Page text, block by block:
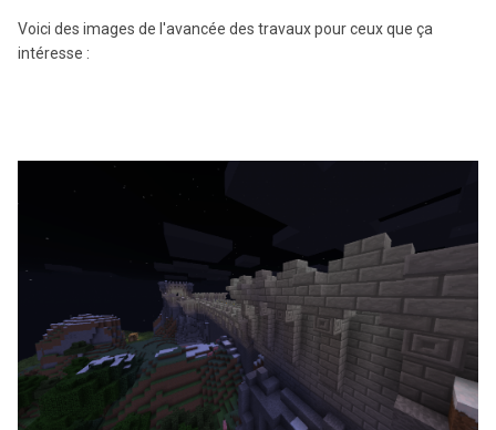
Voici des images de l'avancée des travaux pour ceux que ça
intéresse :